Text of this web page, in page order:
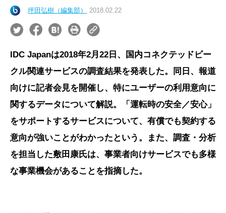
坪田弘樹（編集部） 2018.02.22
IDC Japanは2018年2月22日、国内コネクテッドビー
クル関連サービスの調査結果を発表した。同日、報道
向けに記者会見を開催し、特にユーザーの利用意向に
関するデータについて解説。「運転時の安全／安心」
をサポートするサービスについて、有償でも契約する
意向が強いことがわかったという。また、調査・分析
を担当した敷田康氏は、事業者向けサービスでも多様
な事業機会があることを指摘した。